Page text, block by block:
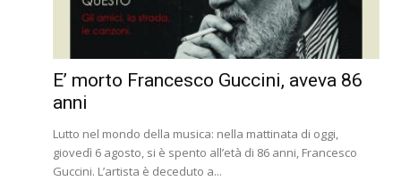
E’ morto Francesco Guccini, aveva 86
anni
Lutto nel mondo della musica: nella mattinata di oggi,
giovedì 6 agosto, si è spento all’età di 86 anni, Francesco
Guccini. L’artista è deceduto a...